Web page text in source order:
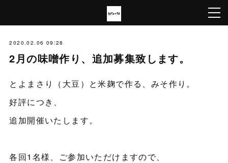
2020.02.06 09:28
2月の味噌作り、追加募集致します。
とよまさり（大豆）と米麹で作る、みそ作り。
好評につき、
追加開催いたします。
各回1名様、ご参加いただけますので、